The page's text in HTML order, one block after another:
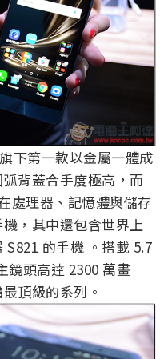
下第一款以金屬一體成
背蓋合手度極高，而
處理器、記憶體與儲存
，其中還包含世界上
的手機 。搭載 5.7
頭高達 2300 萬畫
頂級的系列。